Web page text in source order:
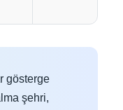
gösterge
şehri,